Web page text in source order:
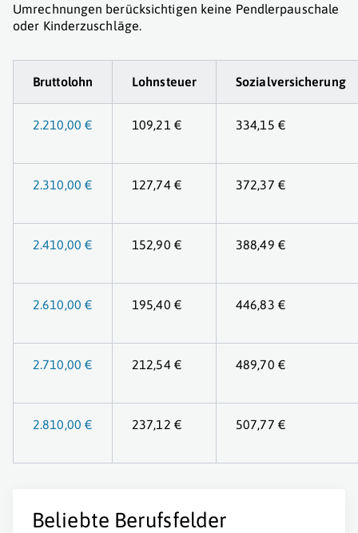
Umrechnungen berücksichtigen keine Pendlerpauschale
oder Kinderzuschläge.
Bruttolohn Lohnsteuer Sozialversicherung
2.210,00 € 109,21 € 334,15 €
2.310,00 € 127,74 € 372,37 €
2.410,00 € 152,90 € 388,49 €
2.610,00 € 195,40 € 446,83 €
2.710,00 € 212,54 € 489,70 €
2.810,00 € 237,12 € 507,77 €
Beliebte Berufsfelder